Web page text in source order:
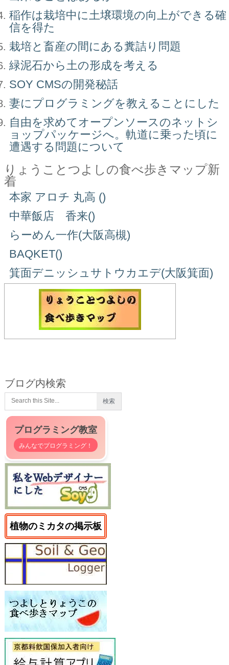
稲作は栽培中に土壌環境の向上ができる確
信を得た
栽培と畜産の間にある糞詰り問題
緑泥石から土の形成を考える
SOY CMSの開発秘話
妻にプログラミングを教えることにした
自由を求めてオープンソースのネットシ
ョップパッケージへ。軌道に乗った頃に
遭遇する問題について
りょうことつよしの食べ歩きマップ新
着
本家 アロチ 丸高 ()
中華飯店 香来()
らーめん一作(大阪高槻)
BAQKET()
箕面デニッシュサトウカエデ(大阪箕面)
ブログ内検索
プログラミング教室
みんなでプログラミング！
植物のミカタの掲示板